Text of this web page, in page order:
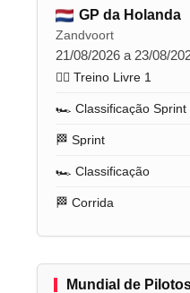
GP da Holanda
Zandvoort
21/08/2026 a 23/08/
🏋️‍♂️ Treino Livre 1
🏎️ Classificação Sprint
🏁 Sprint
🏎️ Classificação
🏁 Corrida
Mundial de